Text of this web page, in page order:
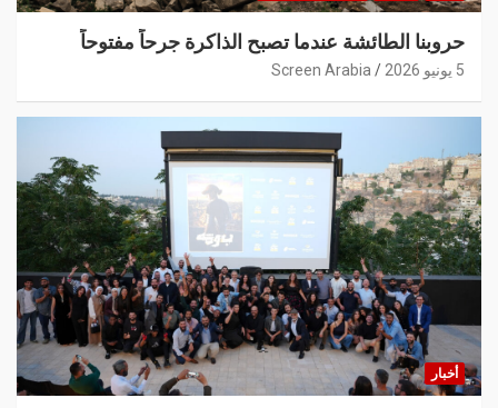
حروبنا الطائشة عندما تصبح الذاكرة جرحاً مفتوحاً
5 يونيو 2026 Screen Arabia
أخبار